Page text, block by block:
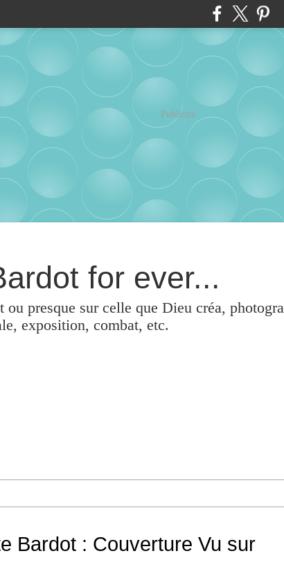
Publicité
for ever...
presque sur celle que Dieu créa,
exposition, combat, etc.
Bardot : Couverture Vu sur